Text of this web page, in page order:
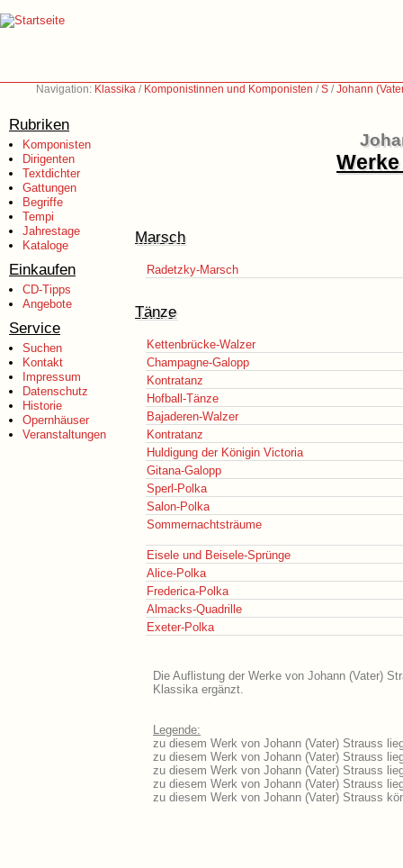
Navigation: Klassika / Komponistinnen und Komponisten /S /Johann
Rubriken
Komponisten
Dirigenten
Textdichter
Gattungen
Begriffe
Tempi
Jahrestage
Kataloge
Einkaufen
CD-Tipps
Angebote
Service
Suchen
Kontakt
Impressum
Datenschutz
Historie
Opernhäuser
Veranstaltungen
Marsch
Radetzky-Marsch
Tänze
Kettenbrücke-Walzer
Champagne-Galopp
Kontratanz
Hofball-Tänze
Bajaderen-Walzer
Kontratanz
Huldigung der Königin Victoria
Gitana-Galopp
Sperl-Polka
Salon-Polka
Sommernachtsträume
Eisele und Beisele-Sprünge
Alice-Polka
Frederica-Polka
Almacks-Quadrille
Exeter-Polka
Die Auflistung der Werke von Johann (Vater)
Klassika ergänzt.
Legende:
zu diesem Werk von Johann (Vater) Strauss
zu diesem Werk von Johann (Vater) Strauss
zu diesem Werk von Johann (Vater) Strauss
zu diesem Werk von Johann (Vater) Strauss
zu diesem Werk von Johann (Vater) Strauss